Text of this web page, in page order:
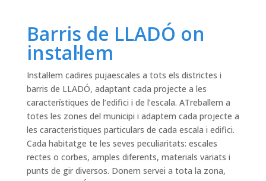
Barris de LLADÓ on
instal·lem
Instal·lem cadires pujaescales a tots els districtes i
barris de LLADÓ, adaptant cada projecte a les
característiques de l’edifici i de l’escala. ATreballem a
totes les zones del municipi i adaptem cada projecte a
les caracteristiques particulars de cada escala i edifici.
Cada habitatge te les seves peculiaritats: escales
rectes o corbes, amples diferents, materials variats i
punts de gir diversos. Donem servei a tota la zona,